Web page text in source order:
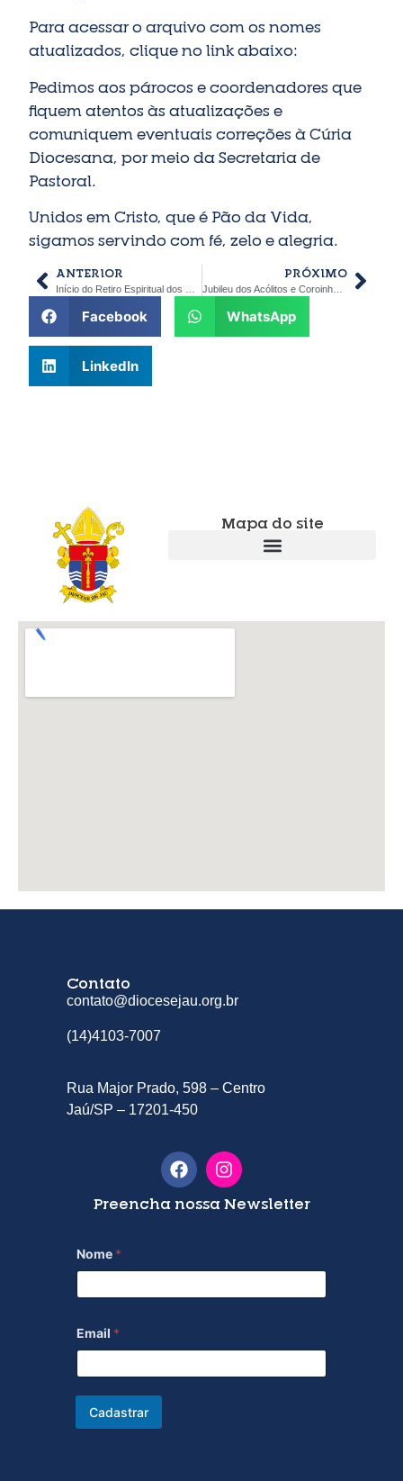
Para acessar o arquivo com os nomes
atualizados, clique no link abaixo:
Pedimos aos párocos e coordenadores que
fiquem atentos às atualizações e
comuniquem eventuais correções à Cúria
Diocesana, por meio da Secretaria de
Pastoral.
Unidos em Cristo, que é Pão da Vida,
sigamos servindo com fé, zelo e alegria.
ANTERIOR PRÓXIMO
Jubileu dos Acólitos e Coroinhas da Diocese de Jaú
Facebook WhatsApp
LinkedIn
Mapa do site
Contato
contato@diocesejau.org.br
(14)4103-7007
Rua Major Prado, 598 – Centro
Jaú/SP – 17201-450
Preencha nossa Newsletter
Nome *
Email *
Cadastrar